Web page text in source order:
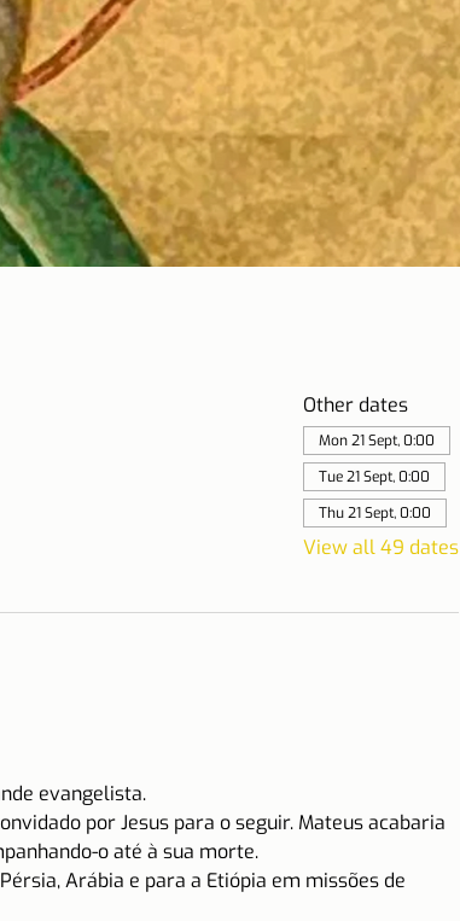
Other dates
Mon 21 Sept, 0:00
Tue 21 Sept, 0:00
Thu 21 Sept, 0:00
View all 49 dates
evangelista.
por Jesus para o seguir. Mateus acabaria
o até à sua morte.
Arábia e para a Etiópia em missões de